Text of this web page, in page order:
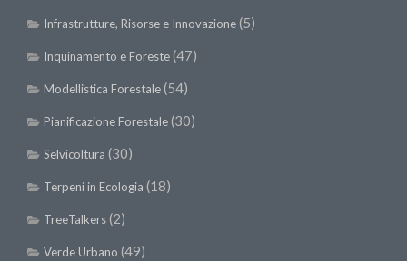
Infrastrutture, Risorse e Innovazione(5)
Inquinamento e Foreste(47)
Modellistica Forestale(54)
Pianificazione Forestale(30)
Selvicoltura (30)
Terpeni in Ecologia (18)
TreeTalkers(2)
Verde Urbano (49)